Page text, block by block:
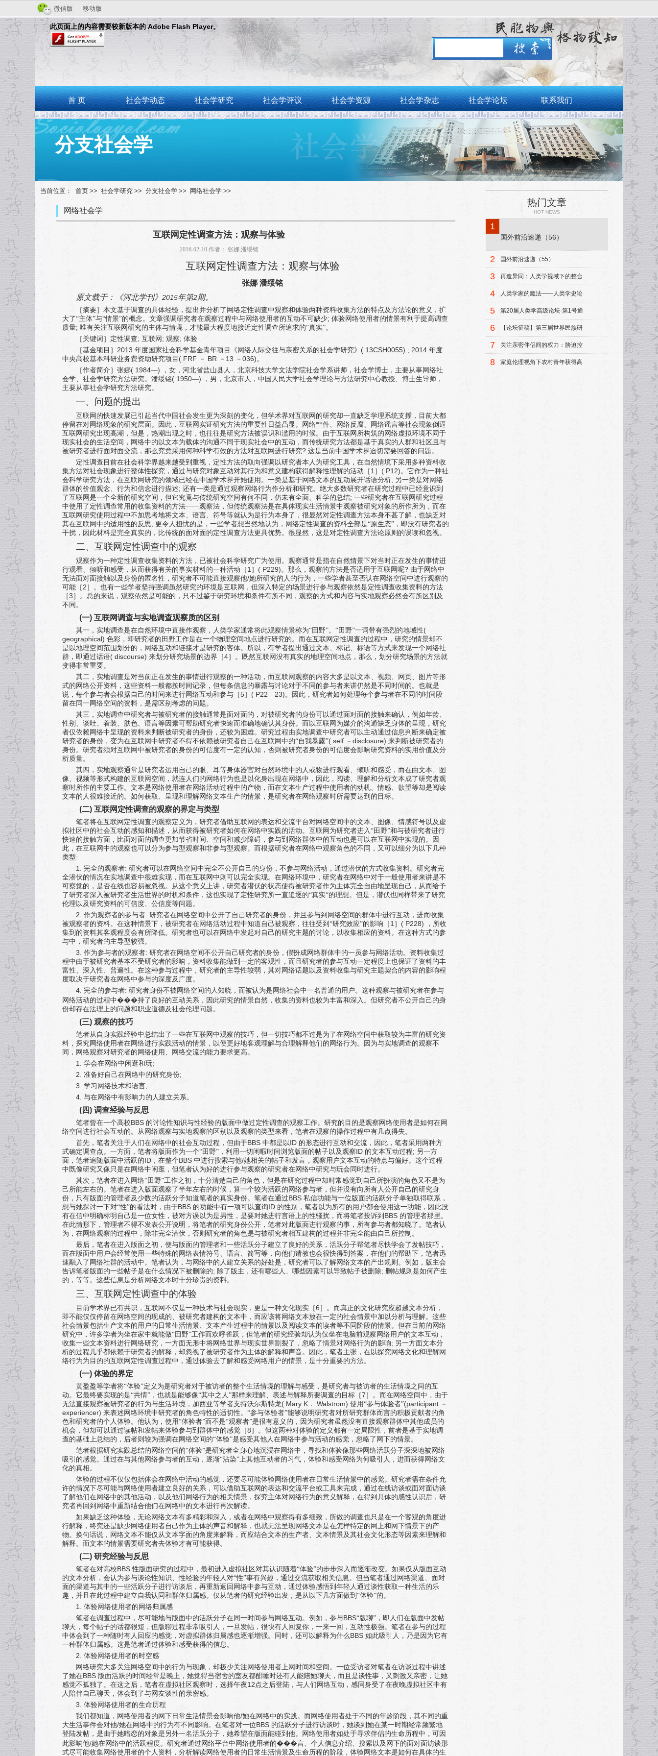
微信版 移动版
此页面上的内容需要较新版本的 Adobe Flash Player。
首 页 社会学动态 社会学研究 社会学评议 社会学资源 社会学杂志 社会学论坛 联系我们
分支社会学
当前位置： 首页 >> 社会学研究 >> 分支社会学 >> 网络社会学 >>
网络社会学
互联网定性调查方法：观察与体验
2016-02-10 作者： 张娜,潘绥铭
互联网定性调查方法：观察与体验
张娜 潘绥铭
原文载于：《河北学刊》 2015年第2期。
［摘要］本文基于调查的具体经验，提出并分析了网络定性调查中观察和体验两种资料收集方法的特点及方法论的意义，扩
大了“主体”与“情景”的概念。文章强调研究者在观察过程中与网络使用者的互动不可缺少; 体验网络使用者的情景有利于提高调查
质量; 唯有关注互联网研究的主体与情境，才能最大程度地接近定性调查所追求的“真实”。
［关键词］定性调查; 互联网 ; 观察; 体验
［基金项目］ 2013 年度国家社会科学基金青年项目《网络人际交往与亲密关系的社会学研究》 ( 13CSH0055) ; 2014 年度
中央高校基本科研业务费资助研究项目 ( FRF － BR － 13 － 036)。
［作者简介］张娜( 1984—)
，女，河北省盐山县人，北京科技大学文法学院社会学系讲师，社会学博士，主要从事网络社
会学、社会学研究方法研究。潘绥铭( 1950—)
，男，北京市人，中国人民大学社会学理论与方法研究中心教授、博士生导师，
主要从事社会学研究方法研究。
一、问题的提出
互联网的快速发展已引起当代中国社会发生更为深刻的变化，但学术界对互联网的研究却一直缺乏学理系统支撑，目前大都
停留在对网络现象的研究层面。因此，互联网实证研究方法的重要性日益凸显。网络**件、网络反腐、网络谣言等社会现象倒逼
互联网研究出现高潮，但是，热潮出现之时，也往往是研究方法被误识和滥用的时候。由于互联网所构筑的网络虚拟环境不同于
现实社会的生活空间，网络中的以文本为载体的沟通不同于现实社会中的互动，而传统研究方法都是基于真实的人群和社区且与
被研究者进行面对面交流，那么究竟采用何种科学有效的方法对互联网进行研究? 这是当前中国学术界迫切需要回答的问题。
定性调查目前在社会科学界越来越受到重视，定性方法的取向强调以研究者本人为研究工具，在自然情境下采用多种资料收
集方法对社会现象进行整体性探究，通过与研究对象互动对其行为和意义建构获得解释性理解的活动［ 1 ］ ( P12)。它作为一种社
会科学研究方法，在互联网研究的领域已经在中国学术界开始使用。一类是基于网络文本的互动展开话语分析; 另一类是对网络
群体的价值观念、行为和信念进行描述; 还有一类是通过观察网络行为作分析和研究。绝大多数研究者在研究过程中已经意识到
了互联网是一个全新的研究空间，但它究竟与传统研究空间有何不同，仍未有全面、科学的总结; 一些研究者在互联网研究过程
中使用了定性调查常用的收集资料的方法——观察法，但传统观察法是在具体现实生活情景中观察被研究对象的所作所为，而在
互联网研究使用过程中不加思考地将文本、语言、符号等就认为是行为本身了，很显然对定性调查方法本身不甚了解，也缺乏对
其在互联网中的适用性的反思; 更令人担忧的是，一些学者想当然地认为，网络定性调查的资料全部是“原生态”，即没有研究者的
干扰，因此材料是完全真实的，比传统的面对面的定性调查方法更具优势。很显然，这是对定性调查方法论原则的误读和忽视。
二、互联网定性调查中的观察
观察作为一种定性调查收集资料的方法，已被社会科学研究广为使用。观察通常是指在自然情景下对当时正在发生的事情进
行观看、倾听和感受，从而获得有关的事实材料的一种活动［ 1 ］ ( P229)。那么，观察的方法是否适用于互联网呢? 由于网络中
无法面对面接触以及身份的匿名性，研究者不可能直接观察他/她所研究的人的行为，一些学者甚至否认在网络空间中进行观察的
可能［ 2 ］。也有一些学者坚持强调虽然研究的环境是互联网，但深入特定的场景进行参与观察依然是定性调查收集资料的方法
［3 ］。总的来说，观察依然是可能的，只不过鉴于研究环境和条件有所不同，观察的方式和内容与实地观察必然会有所区别及
不同。
(一) 互联网调查与实地调查观察质的区别
其一，实地调查是在自然环境中直接作观察，人类学家通常将此观察情景称为“田野”。“田野”一词带有强烈的地域性(
geographical) 色彩，即研究者的田野工作是在一个物理空间地点进行研究的。而在互联网定性调查的过程中，研究的情景却不
是以地理空间范围划分的，网络互动和链接才是研究的客体。所以，有学者提出通过文本、标记、标语等方式来发现一个网络社
群，即通过话语( discourse) 来划分研究场景的边界［4］。既然互联网没有真实的地理空间地点，那么，划分研究场景的方法就
变得非常重要。
其二，实地调查是对当前正在发生的事情进行观察的一种活动，而互联网观察的内容大多是以文本、视频、网页、图片等形
式的网络公开资料，这些资料一般都按时间记录，但每条信息的暴露与讨论对于不同的参与者来讲仍然是不同时间的。也就是
说，每个参与者会根据自己的时间来进行网络互动和参与［5］ ( P22—23)。因此，研究者如何处理每个参与者在不同的时间段
留在同一网络空间的资料，是需区别考虑的问题。
其三，实地调查中研究者与被研究者的接触通常是面对面的，对被研究者的身份可以通过面对面的接触来确认，例如年龄、
性别、谈吐、着装、肤色、语言等因素可帮助研究者快速而准确地确认其身份。而以互联网为媒介的沟通缺乏身体的呈现，研究
者仅依赖网络中呈现的资料来判断被研究者的身份，还较为困难。研究过程由实地调查中研究者可以主动通过信息判断来确定被
研究者的身份，变为在互联网中研究者不得不依赖被研究者自己在互联网中的“自我暴露”( self － disclosure) 来判断被研究者的
身份。研究者须对互联网中被研究者的身份的可信度有一定的认知，否则被研究者身份的可信度会影响研究资料的实用价值及分
析质量。
其四，实地观察通常是研究者运用自己的眼、耳等身体器官对自然环境中的人或物进行观看、倾听和感受，而在由文本、图
像、视频等形式构建的互联网空间，就连人们的网络行为也是以化身出现在网络中，因此，阅读、理解和分析文本成了研究者观
察时所作的主要工作。文本是网络使用者在网络活动过程中的产物，而在文本生产过程中使用者的动机、情感、欲望等却是阅读
文本的人很难接近的。如何获取、呈现和理解网络文本生产的情景，是研究者在网络观察时所需要达到的目标。
(二) 互联网定性调查的观察的界定与类型
笔者将在互联网定性调查的观察定义为，研究者借助互联网的表达和交流平台对网络空间中的文本、图像、情感符号以及虚
拟社区中的社会互动的感知和描述，从而获得被研究者如何在网络中实践的活动。互联网为研究者进入“田野”和与被研究者进行
快速的接触方面，比面对面的调查更加节省时间、空间和减少障碍，参与到网络群体中的互动也是可以在互联网中实现的。因
此，在互联网中的观察也可以分为参与型观察和非参与型观察。而根据研究者在网络中观察角色的不同，又可以细分为以下几种
类型:
1. 完全的观察者: 研究者可以在网络空间中完全不公开自己的身份，不参与网络活动，通过潜伏的方式收集资料。研究者完
全潜伏的情况在实地调查中很难实现，而在互联网中则可以完全实现。在网络环境中，研究者在网络中对于一般使用者来讲是不
可察觉的，是否在线也容易被忽视。从这个意义上讲，研究者潜伏的状态使得被研究者作为主体完全自由地呈现自己，从而给予
了研究者深入被研究者生活世界的时机和条件，这也实现了定性研究所一直追逐的“真实“的理想。但是，潜伏也同样带来了研究
伦理以及研究资料的可信度、公信度等问题。
2. 作为观察者的参与者: 研究者在网络空间中公开了自己研究者的身份，并且参与到网络空间的群体中进行互动，进而收集
被观察者的资料。在这种情景下，被研究者在网络活动过程中知道自己被观察，往往受到“研究效应”的影响［ 1 ］ ( P228)
，所收
集到的资料其客观程度会有所降低。研究者也可以在网络中发起对自己的研究主题的讨论，以收集相应的资料。在这种方式的参
与中，研究者的主导型较强。
3. 作为参与者的观察者: 研究者在网络空间不公开自己研究者的身份，假扮成网络群体中的一员参与网络活动。资料收集过
程中由于被研究者基本不受研究者的影响，资料收集能做到一定的客观性，而且研究者的参与互动一定程度上也保证了资料的丰
富性、深入性、普遍性。在这种参与过程中，研究者的主导性较弱，其对网络话题以及资料收集与研究主题契合的内容的影响程
度取决于研究者在网络中参与的深度及广度。
4. 完全的参与者: 研究者身份不被网络空间的人知晓，而被认为是网络社会中一名普通的用户。这种观察与被研究者在参与
网络活动的过程中���持了良好的互动关系，因此研究的情景自然，收集的资料也较为丰富和深入。但研究者不公开自己的身
份却存在法理上的问题和职业道德及社会伦理问题。
(三) 观察的技巧
笔者从自身实践经验中总结出了一些在互联网中观察的技巧，但一切技巧都不过是为了在网络空间中获取较为丰富的研究资
料，探究网络使用者在网络进行实践活动的情景，以便更好地客观理解与合理解释他们的网络行为。因为与实地调查的观察不
同，网络观察对研究者的网络使用、网络交流的能力要求更高。
1. 学会在网络中闲逛和玩;
2. 准备好自己在网络中的研究身份;
3. 学习网络技术和语言;
4. 与在网络中有影响力的人建立关系。
(四) 调查经验与反思
笔者曾在一个高校BBS 的讨论性知识与性经验的版面中做过定性调查的观察工作。研究的目的是观察网络使用者是如何在网
络空间进行社会互动的。从网络观察与实地观察的区别以及观察的类型来看，笔者在观察的操作过程中有几点得失。
首先，笔者关注于人们在网络中的社会互动过程，但由于BBS 中都是以ID 的形态进行互动和交流，因此，笔者采用两种方
式确定调查点。一方面，笔者将版面作为一个“田野”，利用一切闲暇时间浏览版面的帖子以及观察ID 的文本互动过程; 另一方
面，笔者追随版面中活跃的ID ，在整个BBS 中进行搜索与他/她相关的帖子和发言，观察用户文本互动的特点与偏好。这个过程
中既像研究又像只是在网络中闲逛，但笔者认为好的进行参与观察的研究者在网络中研究与玩会同时进行。
其次，笔者在进入网络“田野”工作之初，十分清楚自己的角色，但是在研究过程中却时常感觉到自己所扮演的角色又不是为
己所能左右的。笔者在进入版面观察了半年左右的时候，算一个较为活跃的网络参与者，但并没有向所有人公开自己的研究身
份，只有版面的管理者及少数的活跃分子知道笔者的真实身份。笔者在通过BBS 私信功能与一位版面的活跃分子单独取得联系，
想与她探讨一下对“性”的看法时，由于BBS 的功能中有一项可以查询ID 的性别，笔者以为所有的用户都会使用这一功能，因此没
有在信中明确标明自己是一位女性，被对方误以为是男性，是要对她进行言语上的性骚扰，而将笔者投诉到 BBS 的管理者那里。
在此情形下，管理者不得不发表公开说明，将笔者的研究身份公开，笔者对此版面进行观察的事，所有参与者都知晓了。笔者认
为，在网络观察的过程中，除非完全潜伏，否则研究者的角色是与被研究者相互建构的过程并非完全能由自己所控制。
最后，笔者在进入版面之初，便与版面的管理者和一些活跃分子建立了良好的关系，活跃分子帮笔者尽快学会了发帖技巧，
而在版面中用户会经常使用一些特殊的网络表情符号、语言、简写等，向他们请教也会很快得到答案，在他们的帮助下，笔者迅
速融入了网络社群的活动中。笔者认为，与网络中的人建立关系的好处是，研究者可以了解网络文本的产出规则。例如，版主会
告诉笔者版面的一些帖子是在什么情况下被删除的; 除了版主，还有哪些人、哪些因素可以导致帖子被删除; 删帖规则是如何产生
的，等等。这些信息是分析网络文本时十分珍贵的资料。
三、互联网定性调查中的体验
目前学术界已有共识，互联网不仅是一种技术与社会现实，更是一种文化现实［6 ］。而真正的文化研究应超越文本分析，
即不能仅仅停留在网络空间的现成的、被研究者建构的文本中，而应该将网络文本放在一定的社会情景中加以分析与理解。这些
社会情景包括生产文本的用户的日常生活情景、文本产生过程中的情景以及阅读文本的读者等不同阶段的情景。但在目前的网络
研究中，许多学者为坐在家中就能做“田野”工作而欢呼雀跃，但笔者的研究经验却认为仅坐在电脑前观察网络用户的文本互动，
收集一些文本资料进行网络研究，一方面无形中将网络世界与现实世界割裂了，忽略了情景对网络行为的影响; 另一方面文本分
析的过程几乎都依赖于研究者的解释，却忽视了被研究者作为主体的解释和声音。因此，笔者主张，在以探究网络文化和理解网
络行为为目的的互联网定性调查过程中，通过体验去了解和感受网络用户的情景，是十分重要的方法。
(一) 体验的界定
黄盈盈等学者将“体验”定义为是研究者对于被访者的整个生活情境的理解与感受，是研究者与被访者的生活情境之间的互
动。它最终要实现的是“共情”，也就是能够像“其中之人”那样来理解、表述与解释所要调查的目标［7 ］。而在网络空间中，由于
无法直接观察被研究者的行为与生活环境，加西亚等学者支持沃尔斯特龙( Mary K ． Walstrom) 使用“参与体验者”(participant －
experiencer) 来表述网络环境中研究者的角色特性的适切性。“参与体验者”能够说明研究者对所研究群体而言的积极贡献者的角
色和研究者的个人体验。他认为，使用“体验者”而不是“观察者”是很有意义的，因为研究者虽然没有直接观察群体中其他成员的
机会，但却可以通过读帖和发帖来体验参与到群体中的感觉［8 ］。但这两种对体验的定义都有一定局限性，前者是基于实地调
查的基础上总结的，后者则较为强调在网络空间的“体验”是感受其他人在网络中参与活动的感觉，忽略了网下的情景。
笔者根据研究实践总结的网络空间的“体验”是研究者全身心地沉浸在网络中，寻找和体验像那些网络活跃分子深深地被网络
吸引的感觉。通过在与其他网络参与者的互动，逐渐“沾染”上其他互动者的习气，体验和感受网络为何吸引人，进而获得网络文
化的真相。
体验的过程不仅仅包括体会在网络中活动的感觉，还要尽可能体验网络使用者在日常生活情景中的感觉。研究者需在条件允
许的情况下尽可能与网络使用者建立良好的关系，可以借助互联网的表达和交流平台或工具来完成，通过在线访谈或面对面访谈
了解他们在网络中的其他活动，以及他们网络行为的相关情景，探究主体对网络行为的意义解释，在得到具体的感性认识后，研
究者再回到网络中重新结合他们在网络中的文本进行再次解读。
如果缺乏这种体验，无论网络文本有多精彩和深入，或者在网络中观察得有多细致，所做的调查也只是在一个客观的角度进
行解释，终究还是缺少网络使用者自己作为主体的声音和解释，也就无法呈现网络文本是在怎样特定的网上和网下情景下的产
物。换句话说，网络文本不能仅从文本字面的角度来解释，而应结合文本的生产者、文本情景及其社会文化形态等因素来理解和
解释。而文本的情景需要研究者去体验才有可能获得。
(二) 研究经验与反思
笔者在对高校BBS性版面研究的过程中，最初进入虚拟社区对其认识随着“体验”的步步深入而逐渐改变。如果仅从版面互动
的文本分析，会认为参与谈论性知识、性经验的年轻人对“性”事有兴趣，通过交流获取相关信息。但当笔者通过网络渠道、面对
面的渠道与其中的一些活跃分子进行访谈后，再重新返回网络中参与互动，通过体验感悟到年轻人通过谈性获取一种生活的乐
趣，并且在此过程中建立自我认同和群体归属感。仅从笔者的研究经验出发，是从以下几方面做到“体验”的。
1. 体验网络使用者的网络归属感
笔者在调查过程中，尽可能地与版面中的活跃分子在同一时间参与网络互动。例如，参与BBS“版聊”，即人们在版面中发帖
聊天，每个帖子的话都很短，但版聊过程非常吸引人，一旦发帖，很快有人回复你，一来一回，互动性极强。笔者在参与的过程
中体会到了一种随时有人回应的感觉，对虚拟群体归属感也逐渐增强。同时，还可以解释为什么BBS 如此吸引人，乃是因为它有
一种群体归属感。这是笔者通过体验和感受获得的信息。
2. 体验网络使用者的时空感
网络研究大多关注网络空间中的行为与现象，却极少关注网络使用者上网时间和空间。一位受访者对笔者在访谈过程中讲述
了她在BBS 版面活跃的时间经常是晚上，她觉得当宿舍的室友都酣睡时还有人能陪她聊天，而且是谈性事，又刺激又亲密，让她
感觉不孤独了。在这之后，笔者在虚拟社区观察时，选择午夜12点之后登陆，与人们网络互动，感同身受了在夜晚虚拟社区中有
人陪伴自己聊天，体会到了与网友谈性的亲密感。
3. 体验网络使用者的生命历程
我们都知道，网络使用者的网下日常生活情景会影响他/她在网络中的实践。而网络使用者处于不同的年龄阶段，其不同的重
大生活事件会对他/她在网络中的行为有不同影响。在笔者对一位BBS 的活跃分子进行访谈时，她谈到她在某一时期经常频繁地
登陆发帖，是由于她暗恋的对象是另外一名活跃分子，她希望在版面能碰到他。网络使用者如处于寻求伴侣的生命历程中，可因
此影响他/她在网络中的活跃程度。研究者通过网络平台中网络使用者的���言、个人信息介绍、搜索以及网下的面对面访谈形
式尽可能收集网络使用者的个人资料，分析解读网络使用者的日常生活情景及生命历程的阶段，体验网络文本是如何在具体的生
热门文章
HOT NEWS
1
国外前沿速递（56）
2 国外前沿速递（55）
3
再造异同：人类学视域下的整合
4
人类学家的魔法——人类学史论
5
第20届人类学高级论坛·第1号通
6
【论坛征稿】第三届世界民族研
7
关注亲密伴侣间的权力：胁迫控
8
家庭伦理视角下农村青年获得高